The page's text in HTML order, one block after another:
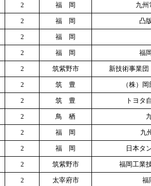
2 福 岡 九州
2 福 岡 凸
2 福 岡
2 福 岡 福
2 筑紫野市 新技術事業
2 筑 豊 （株）
2 筑 豊 トヨタ
2 鳥 栖
2 福 岡 九
2 福 岡 日本タ
2 筑紫野市 福岡工業
2 太宰府市 福